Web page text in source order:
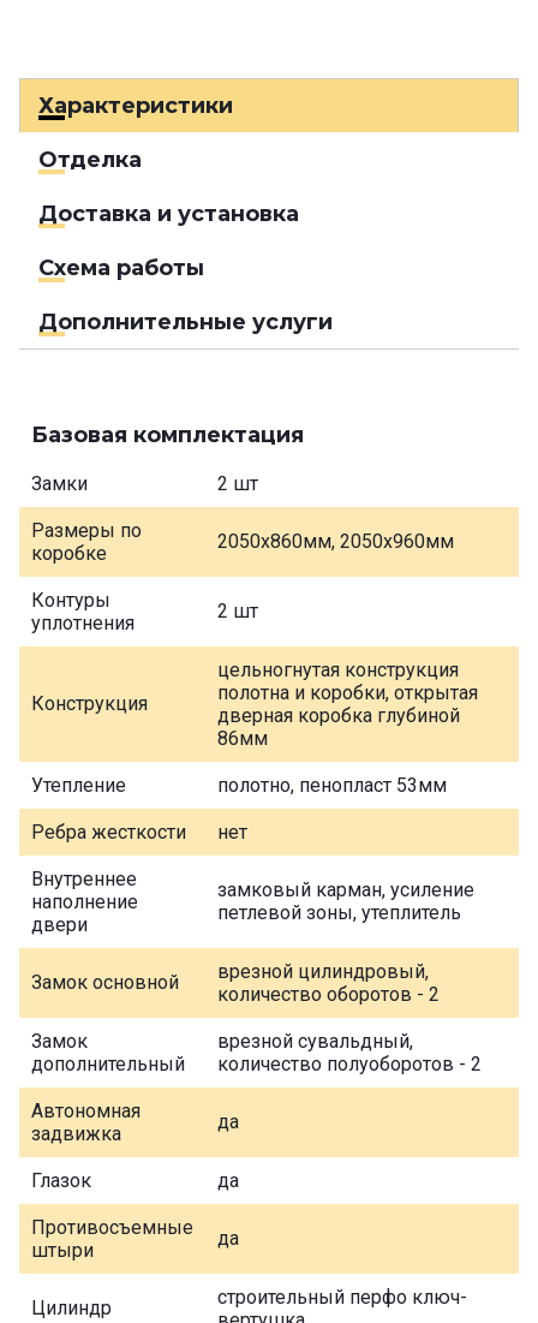
Характеристики
Отделка
Доставка и установка
Схема работы
Дополнительные услуги
Базовая комплектация
Замки 2 шт
Размеры по
коробке
2050х860мм, 2050х960мм
Контуры
уплотнения
2 шт
Конструкция
цельногнутая конструкция
полотна и коробки, открытая
дверная коробка глубиной
86мм
Утепление полотно, пенопласт 53мм
Ребра жесткости нет
Внутреннее
наполнение
двери
замковый карман, усиление
петлевой зоны, утеплитель
Замок основной
врезной цилиндровый,
количество оборотов - 2
Замок
дополнительный
врезной сувальдный,
количество полуоборотов - 2
Автономная
задвижка
да
Глазок да
Противосъемные
штыри
да
Цилиндр
строительный перфо ключ-